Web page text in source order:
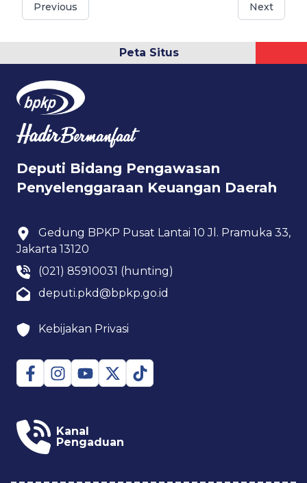
Previous Next
Peta Situs
Deputi Bidang Pengawasan
Penyelenggaraan Keuangan Daerah
Gedung BPKP Pusat Lantai 10 Jl. Pramuka 33,
Jakarta 13120
(021) 85910031 (hunting)
deputi.pkd@bpkp.go.id
Kebijakan Privasi
Kanal
Pengaduan